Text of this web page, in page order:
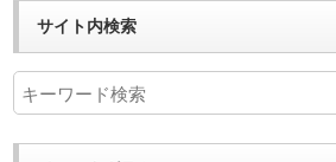
サイト内検索